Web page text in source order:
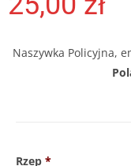
Naszywka Policyjna,
Rzep *